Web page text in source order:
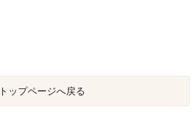
トップページへ戻る